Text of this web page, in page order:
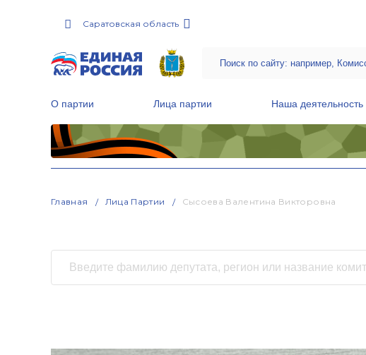
Саратовская область
О партии Лица партии Наша деятельность
Главная Лица Партии Сысоева Валентина Викторовна